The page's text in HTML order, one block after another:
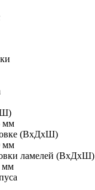
мм
(ВхДхШ)
мм
ламелей (ВхДхШ)
мм